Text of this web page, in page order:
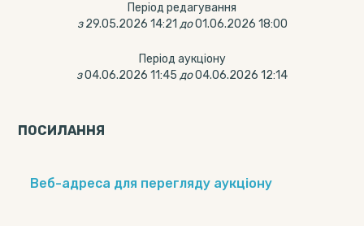
Період редагування
з 29.05.2026 14:21 до 01.06.2026 18:00
Період аукціону
з04.06.2026 11:45 до04.06.2026 12:14
ПОСИЛАННЯ
Веб-адреса для перегляду аукціону